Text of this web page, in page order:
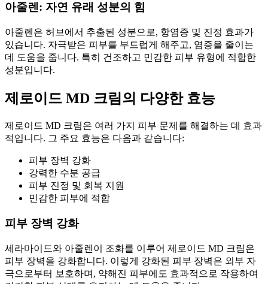
아줄렌: 자연 유래 성분의 힘
아줄렌은 허브에서 추출된 성분으로, 항염증 및 진정 효과가
있습니다. 자극받은 피부를 부드럽게 해주고, 염증을 줄이는
데 도움을 줍니다. 특히 건조하고 민감한 피부 유형에 적합한
성분입니다.
제로이드 MD 크림의 다양한 효능
제로이드 MD 크림은 여러 가지 피부 문제를 해결하는 데 효과
적입니다. 그 주요 효능은 다음과 같습니다:
피부 장벽 강화
강력한 수분 공급
피부 진정 및 회복 지원
민감한 피부에 적합
피부 장벽 강화
세라마이드와 아줄렌이 조화를 이루어 제로이드 MD 크림은
피부 장벽을 강화합니다. 이렇게 강화된 피부 장벽은 외부 자
극으로부터 보호하며, 약해진 피부에도 효과적으로 작용하여